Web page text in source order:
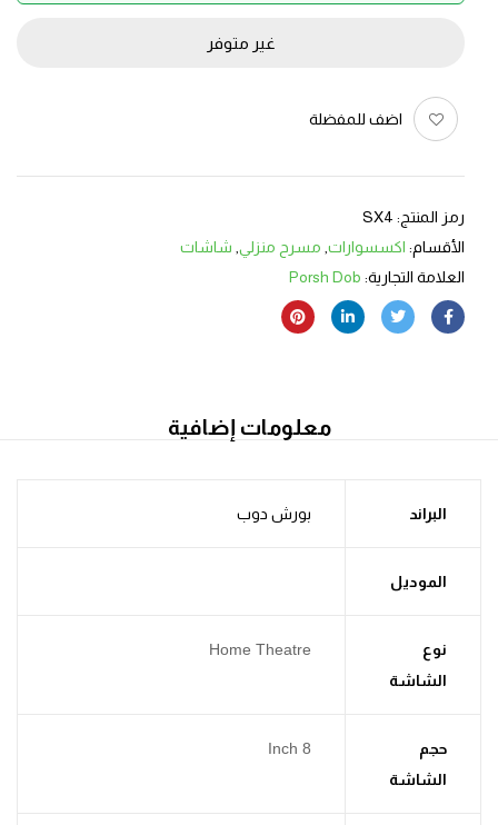
غير متوفر
اضف للمفضلة
رمز المنتج: SX4
الأقسام: اكسسوارات مسرح منزلي شاشات
العلامة التجارية: Porsh Dob
معلومات إضافية
البراند بورش دوب
الموديل
نوع
الشاشة
Home Theatre
حجم
الشاشة
8 Inch